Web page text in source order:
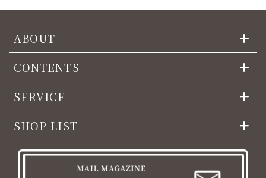
ABOUT
CONTENTS
SERVICE
SHOP LIST